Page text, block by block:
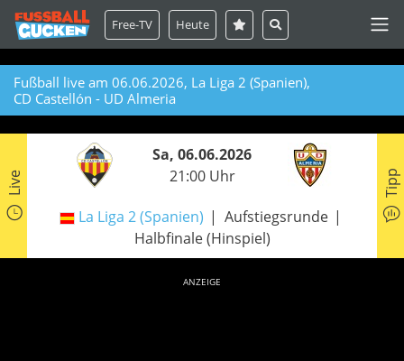
Free-TV Heute
Fußball live am 06.06.2026, La Liga 2 (Spanien),
CD Castellón - UD Almeria
Live
Sa, 06.06.2026
21:00 Uhr
La Liga 2 (Spanien)
Aufstiegsrunde
Halbfinale (Hinspiel)
Tipp
ANZEIGE